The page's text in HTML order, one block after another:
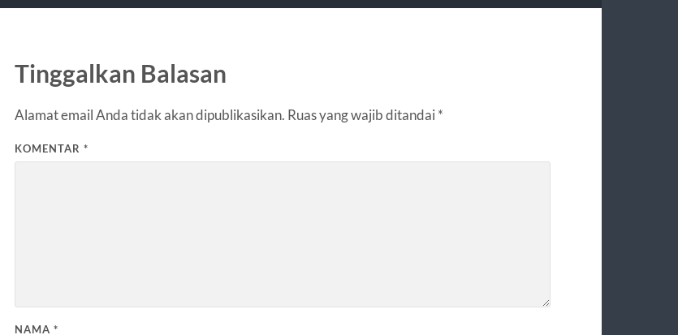
Tinggalkan Balasan
Alamat email Anda tidak akan dipublikasikan. Ruas yang wajib ditandai *
KOMENTAR *
NAMA *